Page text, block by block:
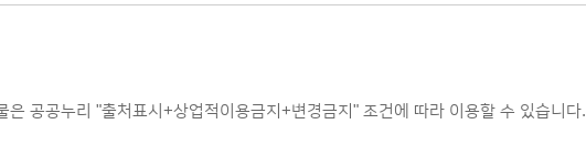
은 공공누리 "출처표시+상업적이용금지+변경금지" 조건에 따라 이용할 수 있습니다.